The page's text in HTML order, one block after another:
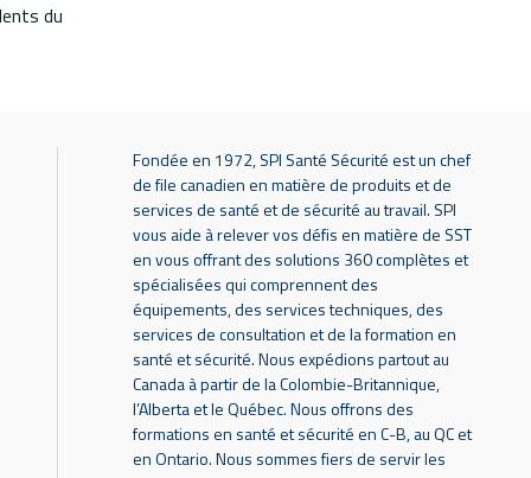
du
Fondée en 1972, SPI Santé Sécurité est un chef
de file canadien en matière de produits et de
services de santé et de sécurité au travail. SPI
vous aide à relever vos défis en matière de SST
en vous offrant des solutions 360 complètes et
spécialisées qui comprennent des
équipements, des services techniques, des
services de consultation et de la formation en
santé et sécurité. Nous expédions partout au
Canada à partir de la Colombie-Britannique,
l’Alberta et le Québec. Nous offrons des
formations en santé et sécurité en C-B, au QC et
en Ontario. Nous sommes fiers de servir les